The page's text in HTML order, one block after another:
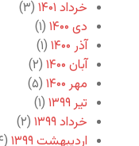
خرداد ۱۴۰۱
(۳)
دی ۱۴۰۰
(۱)
آذر ۱۴۰۰
(۱)
آبان ۱۴۰۰
(۲)
مهر ۱۴۰۰
(۵)
تیر ۱۳۹۹
(۱)
خرداد ۱۳۹۹
(۲)
اردیبهشت ۱۳۹۹
(۴)